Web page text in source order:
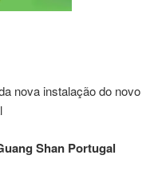
nova instalação do novo
Shan Portugal